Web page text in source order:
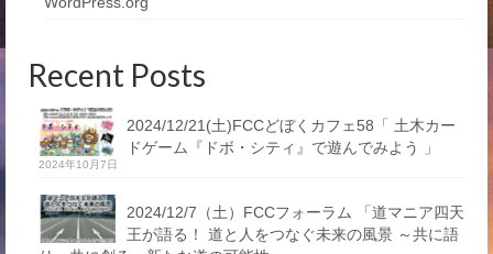
Recent Posts
2024/12/21(土)FCCどぼくカフェ58「 土木カー
ドゲーム『ドボ・シティ』で遊んでみよう 」
2024年10月7日
2024/12/7（土）FCCフォーラム 「道マニア四天
王が語る！ 道と人をつなぐ未来の風景 ～共に語